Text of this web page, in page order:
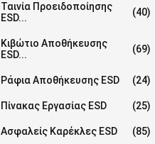
Ταινία Προειδοποίησης
ESD...
(40)
Κιβώτιο Αποθήκευσης
ESD...
(69)
Ράφια Αποθήκευσης ESD (24)
Πίνακας Εργασίας ESD (25)
Ασφαλείς Καρέκλες ESD (85)